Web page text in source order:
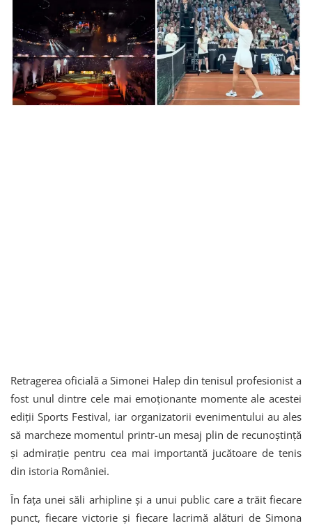
Retragerea oficială a Simonei Halep din tenisul profesionist a
fost unul dintre cele mai emoționante momente ale acestei
ediții Sports Festival, iar organizatorii evenimentului au ales
să marcheze momentul printr-un mesaj plin de recunoștință
și admirație pentru cea mai importantă jucătoare de tenis
din istoria României.
În fața unei săli arhipline și a unui public care a trăit fiecare
punct, fiecare victorie și fiecare lacrimă alături de Simona